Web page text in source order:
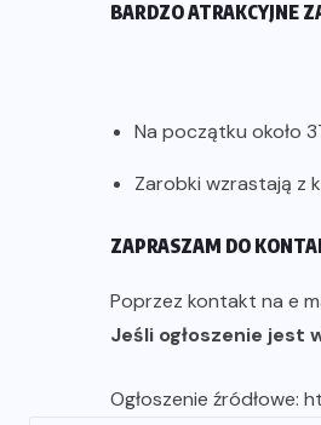
BARDZO ATRAKCYJNE
Na początku około
Zarobki wzrastają z
ZAPRASZAM DO
Poprzez kontakt na e
Jeśli ogłoszenie jest
Ogłoszenie źródłowe: